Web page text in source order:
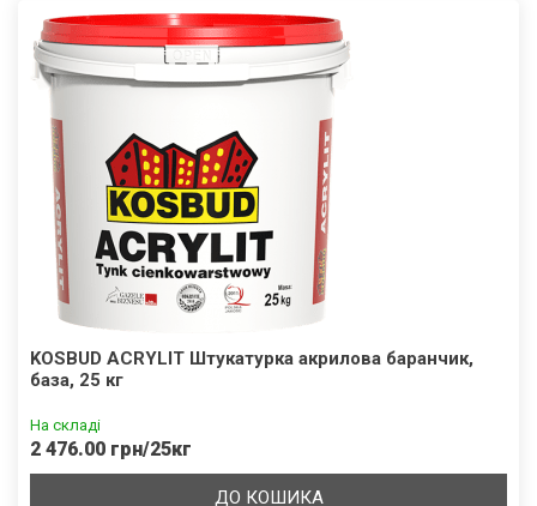
KOSBUD ACRYLIT Штукатурка акрилова баранчик,
база, 25 кг
На складі
2 476.00 грн/25кг
ДО КОШИКА